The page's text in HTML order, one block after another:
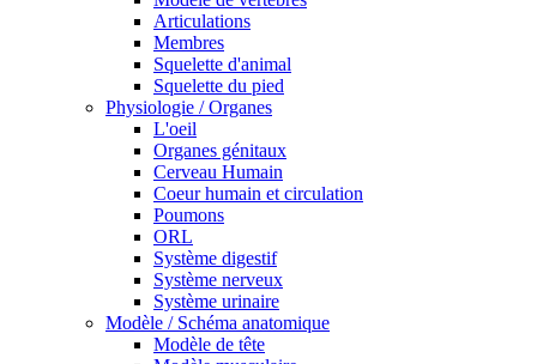
Articulations
Membres
Squelette d'animal
Squelette du pied
Physiologie / Organes
L'oeil
Organes génitaux
Cerveau Humain
Coeur humain et circulation
Poumons
ORL
Système digestif
Système nerveux
Système urinaire
Modèle / Schéma anatomique
Modèle de tête